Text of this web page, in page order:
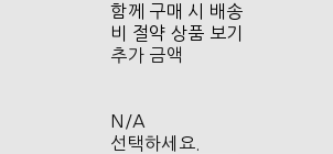
함께 구매 시 배송
비 절약 상품 보기
추가 금액
N/A
선택하세요.